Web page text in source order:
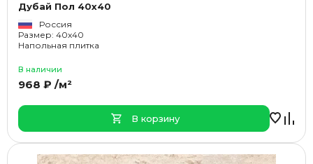
Дубай Пол 40x40
Россия
Размер: 40x40
Напольная плитка
В наличии
968 ₽ /м²
В корзину